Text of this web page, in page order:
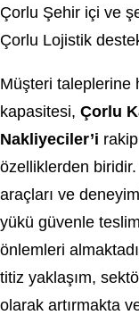
Çorlu Şehir içi ve
Çorlu Lojistik
Müşteri taleplerine
kapasitesi, Çorlu
Nakliyeciler’i
özelliklerden
araçları ve
yükü güvenle
önlemleri
titiz yaklaşım,
olarak artırmakta